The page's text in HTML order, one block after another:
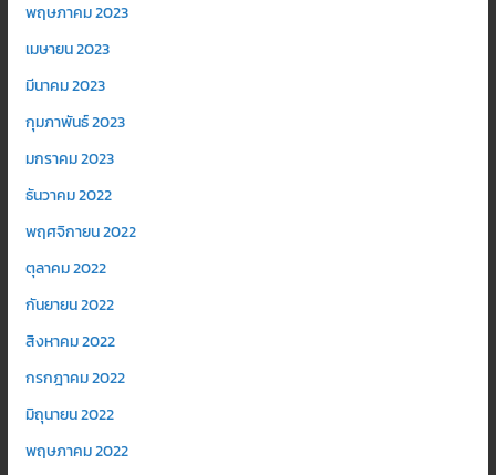
พฤษภาคม 2023
เมษายน 2023
มีนาคม 2023
กุมภาพันธ์ 2023
มกราคม 2023
ธันวาคม 2022
พฤศจิกายน 2022
ตุลาคม 2022
กันยายน 2022
สิงหาคม 2022
กรกฎาคม 2022
มิถุนายน 2022
พฤษภาคม 2022